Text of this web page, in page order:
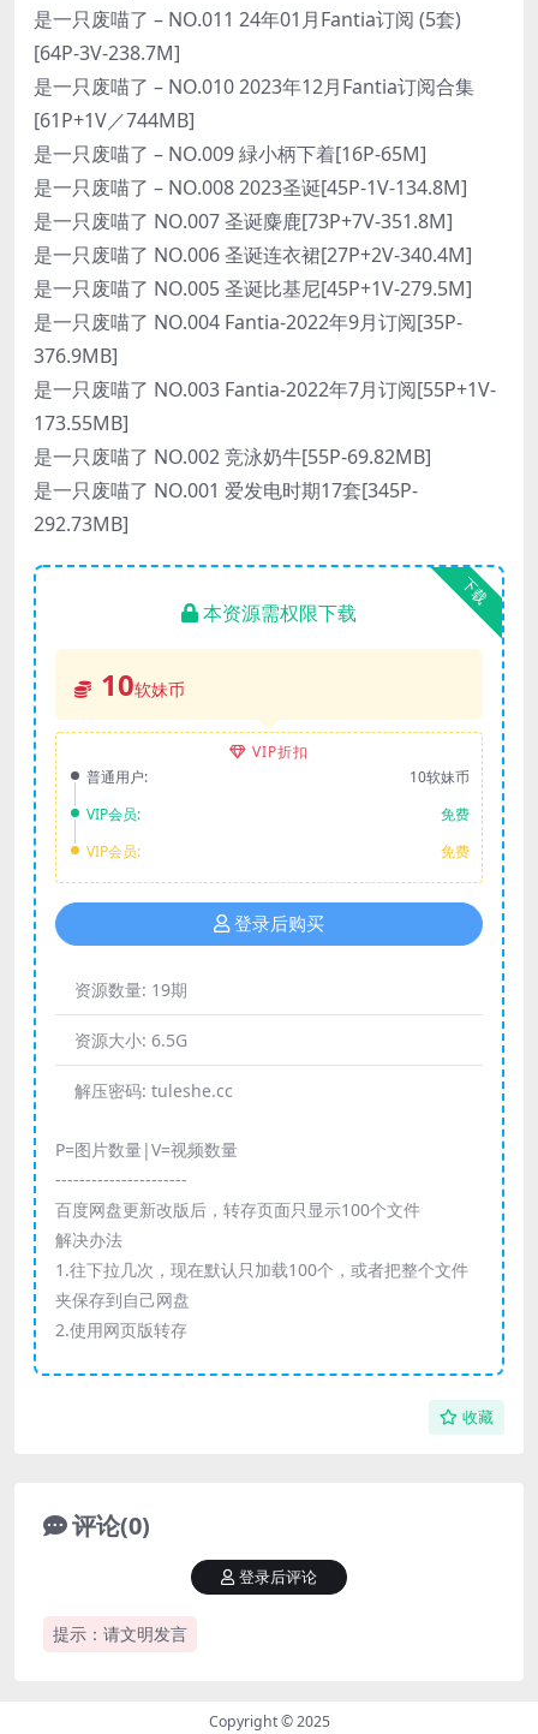
是一只废喵了 – NO.011 24年01月Fantia订阅 (5套)
[64P-3V-238.7M]
是一只废喵了 – NO.010 2023年12月Fantia订阅合集
[61P+1V／744MB]
是一只废喵了 – NO.009 緑小柄下着[16P-65M]
是一只废喵了 – NO.008 2023圣诞[45P-1V-134.8M]
是一只废喵了 NO.007 圣诞麋鹿[73P+7V-351.8M]
是一只废喵了 NO.006 圣诞连衣裙[27P+2V-340.4M]
是一只废喵了 NO.005 圣诞比基尼[45P+1V-279.5M]
是一只废喵了 NO.004 Fantia-2022年9月订阅[35P-
376.9MB]
是一只废喵了 NO.003 Fantia-2022年7月订阅[55P+1V-
173.55MB]
是一只废喵了 NO.002 竞泳奶牛[55P-69.82MB]
是一只废喵了 NO.001 爱发电时期17套[345P-
292.73MB]
下载
本资源需权限下载
10软妹币
VIP折扣
普通用户:
10软妹币
VIP会员:
免费
VIP会员:
免费
登录后购买
资源数量: 19期
资源大小: 6.5G
解压密码: tuleshe.cc
P=图片数量|V=视频数量
----------------------
百度网盘更新改版后，转存页面只显示100个文件
解决办法
1.往下拉几次，现在默认只加载100个，或者把整个文件
夹保存到自己网盘
2.使用网页版转存
收藏
评论(0)
提示：请文明发言
登录后评论
Copyright © 2025